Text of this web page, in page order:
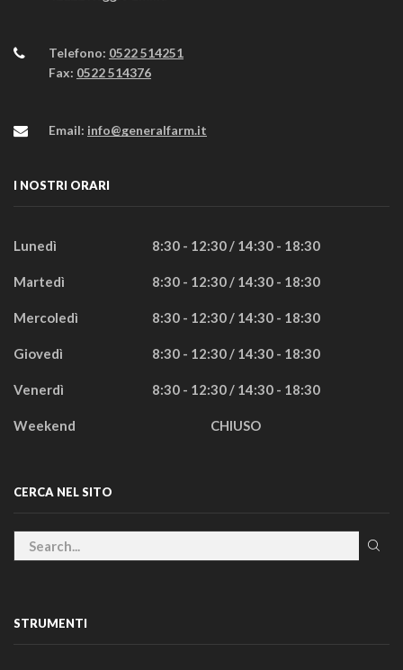
Telefono: 0522 514251
Fax: 0522 514376
Email: info@generalfarm.it
I NOSTRI ORARI
Lunedì 8:30 - 12:30 / 14:30 - 18:30
Martedì 8:30 - 12:30 / 14:30 - 18:30
Mercoledì 8:30 - 12:30 / 14:30 - 18:30
Giovedì 8:30 - 12:30 / 14:30 - 18:30
Venerdì 8:30 - 12:30 / 14:30 - 18:30
Weekend CHIUSO
CERCA NEL SITO
STRUMENTI